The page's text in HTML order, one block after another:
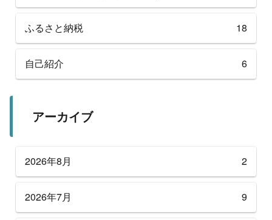
ふるさと納税 18
自己紹介 6
アーカイブ
2026年8月 2
2026年7月 9